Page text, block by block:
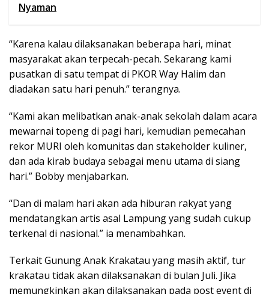
Nyaman
“Karena kalau dilaksanakan beberapa hari, minat
masyarakat akan terpecah-pecah. Sekarang kami
pusatkan di satu tempat di PKOR Way Halim dan
diadakan satu hari penuh.” terangnya.
“Kami akan melibatkan anak-anak sekolah dalam acara
mewarnai topeng di pagi hari, kemudian pemecahan
rekor MURI oleh komunitas dan stakeholder kuliner,
dan ada kirab budaya sebagai menu utama di siang
hari.” Bobby menjabarkan.
“Dan di malam hari akan ada hiburan rakyat yang
mendatangkan artis asal Lampung yang sudah cukup
terkenal di nasional.” ia menambahkan.
Terkait Gunung Anak Krakatau yang masih aktif, tur
krakatau tidak akan dilaksanakan di bulan Juli. Jika
memungkinkan akan dilaksanakan pada post event di